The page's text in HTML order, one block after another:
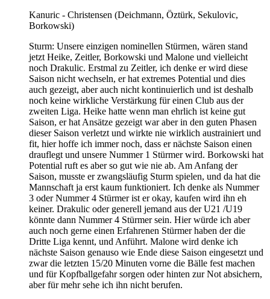
Kanuric - Christensen (Deichmann, Öztürk, Sekulovic,
Borkowski)
Sturm: Unsere einzigen nominellen Stürmen, wären stand
jetzt Heike, Zeitler, Borkowski und Malone und vielleicht
noch Drakulic. Erstmal zu Zeitler, ich denke er wird diese
Saison nicht wechseln, er hat extremes Potential und dies
auch gezeigt, aber auch nicht kontinuierlich und ist deshalb
noch keine wirkliche Verstärkung für einen Club aus der
zweiten Liga. Heike hatte wenn man ehrlich ist keine gut
Saison, er hat Ansätze gezeigt war aber in den guten Phasen
dieser Saison verletzt und wirkte nie wirklich austrainiert und
fit, hier hoffe ich immer noch, dass er nächste Saison einen
drauflegt und unsere Nummer 1 Stürmer wird. Borkowski hat
Potential ruft es aber so gut wie nie ab. Am Anfang der
Saison, musste er zwangsläufig Sturm spielen, und da hat die
Mannschaft ja erst kaum funktioniert. Ich denke als Nummer
3 oder Nummer 4 Stürmer ist er okay, kaufen wird ihn eh
keiner. Drakulic oder generell jemand aus der U21 /U19
könnte dann Nummer 4 Stürmer sein. Hier würde ich aber
auch noch gerne einen Erfahrenen Stürmer haben der die
Dritte Liga kennt, und Anführt. Malone wird denke ich
nächste Saison genauso wie Ende diese Saison eingesetzt und
zwar die letzten 15/20 Minuten vorne die Bälle fest machen
und für Kopfballgefahr sorgen oder hinten zur Not absichern,
aber für mehr sehe ich ihn nicht berufen.